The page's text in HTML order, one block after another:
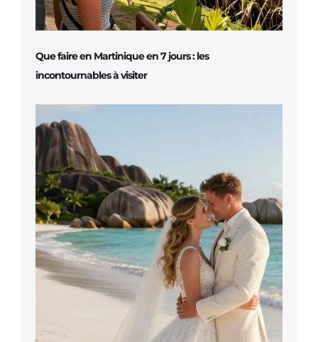
Que faire en Martinique en 7 jours : les
incontournables à visiter